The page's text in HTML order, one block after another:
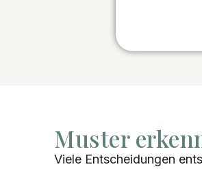
Muster
Viele Entscheidungen